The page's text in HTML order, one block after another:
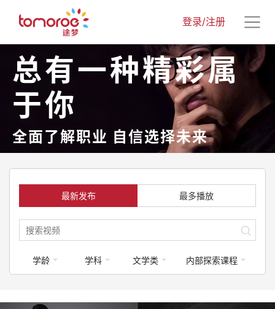
登录/注册
总有一种精彩属
于你
全面了解职业 自信选择未来
最新发布 最多播放
学龄 学科 文学类 内部探索课程